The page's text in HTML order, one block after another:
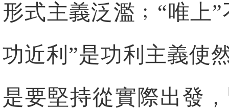
形式主義泛濫﹔“唯上
功近利”是功利主義使
是要堅持從實際出發